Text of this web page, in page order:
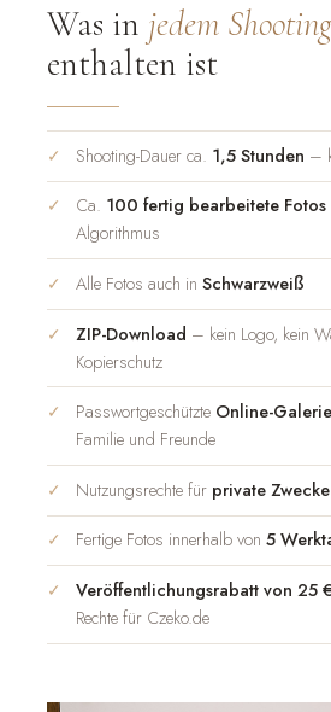
Was in jedem Shooting
enthalten ist
Shooting-Dauer ca. 1,5 Stunden –
Ca. 100 fertig bearbeitete Fotos
Algorithmus
Alle Fotos auch in Schwarzweiß
ZIP-Download – kein Logo, kein
Kopierschutz
Passwortgeschützte Online-
Familie und Freunde
Nutzungsrechte für private Zwecke
Fertige Fotos innerhalb von 5
Veröffentlichungsrabatt von 25 €
Rechte für Czeko.de